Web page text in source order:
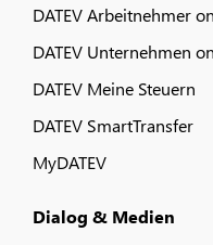
DATEV Arbeitnehmer
DATEV Unternehmen
DATEV Meine Steuern
DATEV SmartTransfer
MyDATEV
Dialog & Medien